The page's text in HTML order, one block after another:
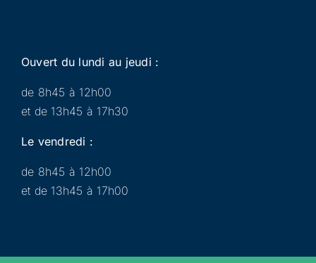
Ouvert du lundi au jeudi :
de 8h45 à 12h00
et de 13h45 à 17h30
Le vendredi :
de 8h45 à 12h00
et de 13h45 à 17h00